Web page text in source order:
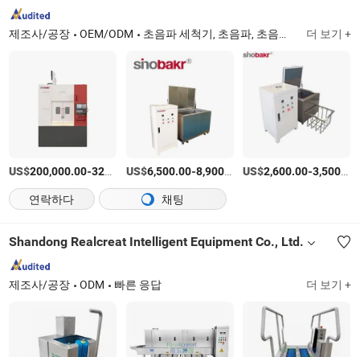
제조사/공장 OEM/ODM 초음파 세척기, 초음파, 초음파 기계, 초음파 세척, 초음파 청소기, 청소 기계 더 보기 +
US$200,000.00-320,000.00 /세트
US$6,500.00-8,900.00 /상품
US$2,600.00-3,500.00
연락하다
채팅
Shandong Realcreat Intelligent Equipment Co., Ltd.
제조사/공장 ODM 빠른 응답 더 보기 +